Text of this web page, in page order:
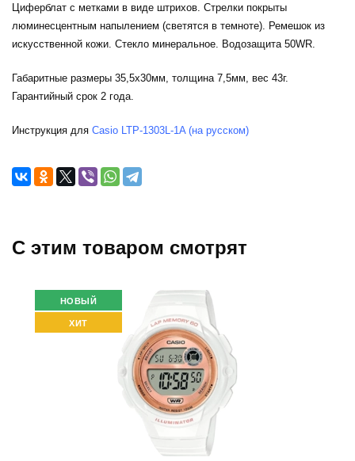
Циферблат с метками в виде штрихов. Стрелки покрыты
люминесцентным напылением (светятся в темноте). Ремешок из
искусственной кожи. Стекло минеральное. Водозащита 50WR.
Габаритные размеры 35,5x30мм, толщина 7,5мм, вес 43г.
Гарантийный срок 2 года.
Инструкция для Casio LTP-1303L-1A (на русском)
C этим товаром смотрят
НОВЫЙ
ХИТ